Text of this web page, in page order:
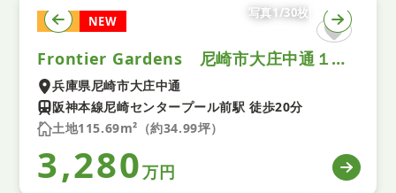
土地 NEW
写真1/30枚
Frontier Gardens 尼崎市大庄中通１丁目 建築条件付き土地
兵庫県尼崎市大庄中通
阪神本線尼崎センタープール前駅 徒歩20分
土地115.69m²（約34.99坪）
3,280万円